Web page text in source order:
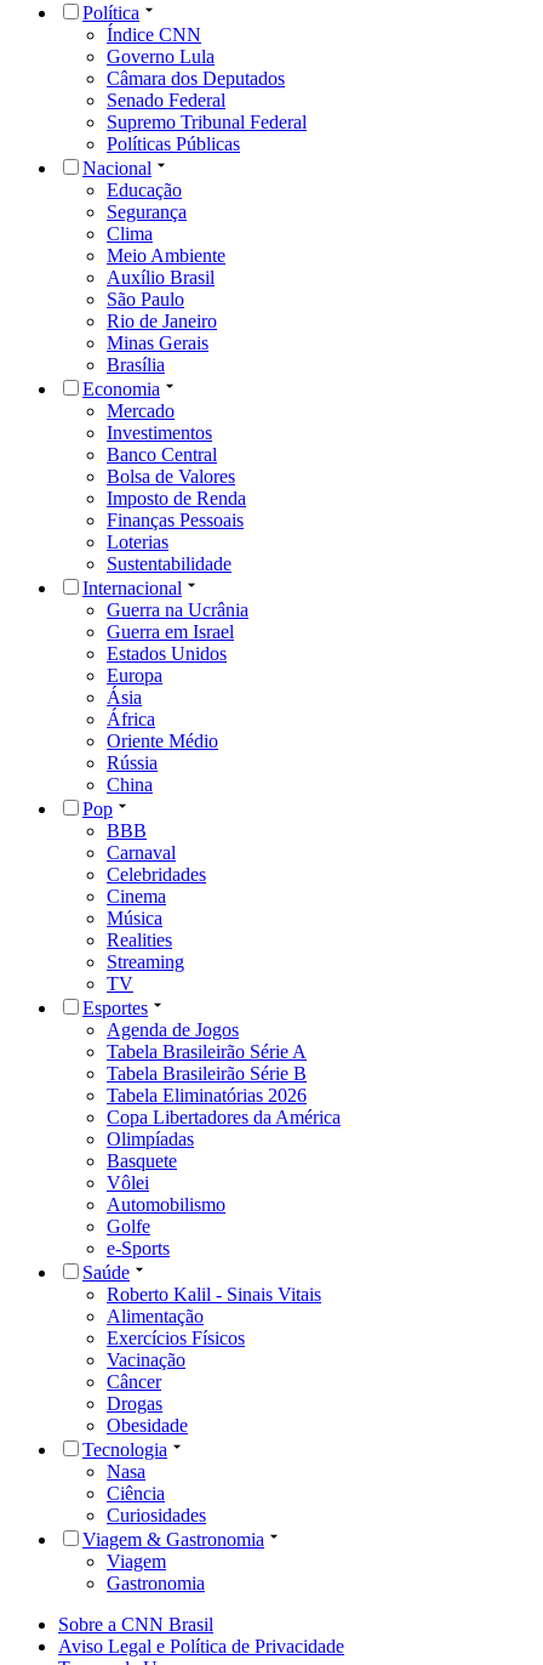
Política
Índice CNN
Governo Lula
Câmara dos Deputados
Senado Federal
Supremo Tribunal Federal
Políticas Públicas
Nacional
Educação
Segurança
Clima
Meio Ambiente
Auxílio Brasil
São Paulo
Rio de Janeiro
Minas Gerais
Brasília
Economia
Mercado
Investimentos
Banco Central
Bolsa de Valores
Imposto de Renda
Finanças Pessoais
Loterias
Sustentabilidade
Internacional
Guerra na Ucrânia
Guerra em Israel
Estados Unidos
Europa
Ásia
África
Oriente Médio
Rússia
China
Pop
BBB
Carnaval
Celebridades
Cinema
Música
Realities
Streaming
TV
Esportes
Agenda de Jogos
Tabela Brasileirão Série A
Tabela Brasileirão Série B
Tabela Eliminatórias 2026
Copa Libertadores da América
Olimpíadas
Basquete
Vôlei
Automobilismo
Golfe
e-Sports
Saúde
Roberto Kalil - Sinais Vitais
Alimentação
Exercícios Físicos
Vacinação
Câncer
Drogas
Obesidade
Tecnologia
Nasa
Ciência
Curiosidades
Viagem & Gastronomia
Viagem
Gastronomia
Sobre a CNN Brasil
Aviso Legal e Política de Privacidade